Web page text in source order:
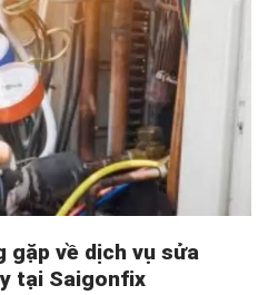
gặp về dịch vụ sửa
tại Saigonfix